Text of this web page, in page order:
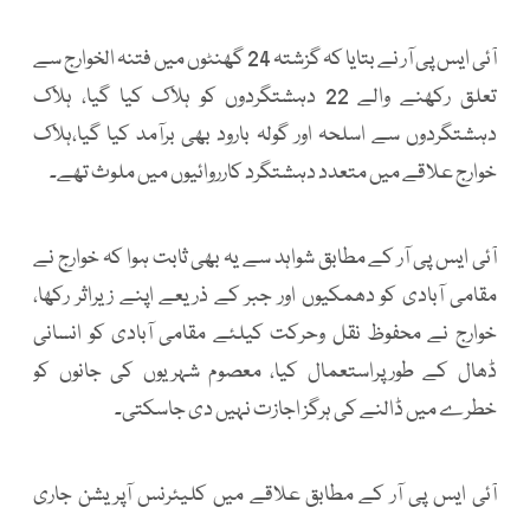
آئی ایس پی آر نے بتایا کہ گزشتہ 24 گھنٹوں میں فتنہ الخوارج سے
تعلق رکھنے والے 22 دہشتگردوں کو ہلاک کیا گیا، ہلاک
دہشتگردوں سے اسلحہ اور گولہ بارود بھی برآمد کیا گیا،ہلاک
خوارج علاقے میں متعدد دہشتگرد کارروائیوں میں ملوث تھے۔
آئی ایس پی آر کے مطابق شواہد سے یہ بھی ثابت ہوا کہ خوارج نے
مقامی آبادی کو دھمکیوں اور جبر کے ذریعے اپنے زیراثر رکھا،
خوارج نے محفوظ نقل وحرکت کیلئے مقامی آبادی کو انسانی
ڈھال کے طورپراستعمال کیا، معصوم شہریوں کی جانوں کو
خطرے میں ڈالنے کی ہرگز اجازت نہیں دی جاسکتی۔
آئی ایس پی آر کے مطابق علاقے میں کلیئرنس آپریشن جاری